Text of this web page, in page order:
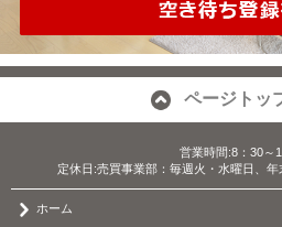
ページトッ
営業時間:8：30～
定休日:売買事業部：毎週火・水曜日、
ホーム